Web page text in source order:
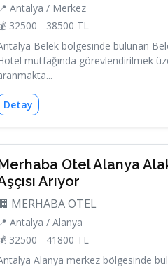
📍 Antalya / Merkez
32500 - 38500 TL
Belek bölgesinde bulunan
mutfağında görevlendirilmek
Detay
Otel Alanya
Arıyor
MERHABA OTEL
📍 Antalya / Alanya
32500 - 41800 TL
Alanya merkez bölgesinde